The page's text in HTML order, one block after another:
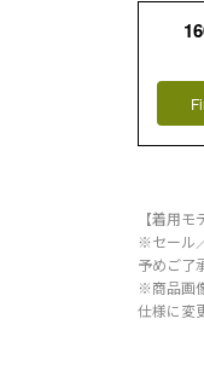
【着用
※セール
予めご了
※商品画
仕様に変